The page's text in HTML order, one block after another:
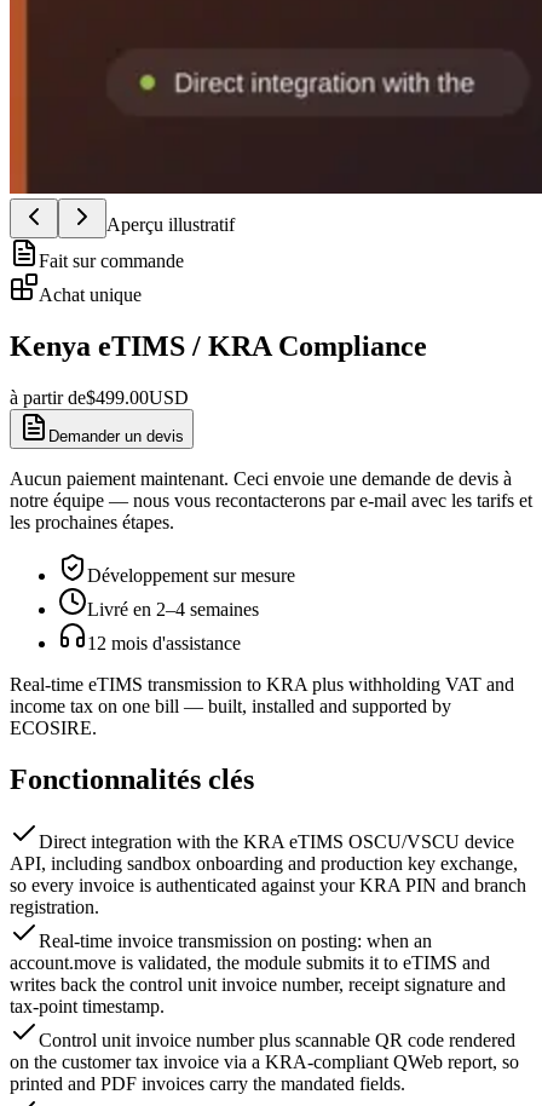
Aperçu illustratif
Fait sur commande
Achat unique
Kenya eTIMS / KRA Compliance
à partir de$499.00USD
Demander un devis
Aucun paiement maintenant. Ceci envoie une demande de devis à
notre équipe — nous vous recontacterons par e-mail avec les tarifs et
les prochaines étapes.
Développement sur mesure
Livré en 2–4 semaines
12 mois d'assistance
Real-time eTIMS transmission to KRA plus withholding VAT and
income tax on one bill — built, installed and supported by
ECOSIRE.
Fonctionnalités clés
Direct integration with the KRA eTIMS OSCU/VSCU device
API, including sandbox onboarding and production key exchange,
so every invoice is authenticated against your KRA PIN and branch
registration.
Real-time invoice transmission on posting: when an
account.move is validated, the module submits it to eTIMS and
writes back the control unit invoice number, receipt signature and
tax-point timestamp.
Control unit invoice number plus scannable QR code rendered
on the customer tax invoice via a KRA-compliant QWeb report, so
printed and PDF invoices carry the mandated fields.